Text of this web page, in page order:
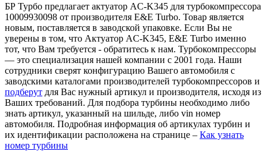
БР Турбо предлагает актуатор AC-K345 для турбокомпрессора
10009930098 от производителя E&E Turbo. Товар является
новым, поставляется в заводской упаковке. Если Вы не
уверены в том, что Актуатор AC-K345, E&E Turbo именно
тот, что Вам требуется - обратитесь к нам. Турбокомпрессоры
— это специализация нашей компании с 2001 года. Наши
сотрудники сверят конфигурацию Вашего автомобиля с
заводскими каталогами производителей турбокомпрессоров и
подберут для Вас нужный артикул и производителя, исходя из
Ваших требований. Для подбора турбины необходимо либо
знать артикул, указанный на шильде, либо vin номер
автомобиля. Подробная информация об артикулах турбин и
их идентификации расположена на странице – Как узнать
номер турбины